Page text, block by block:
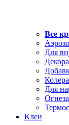
Все
Для
Для
Клеи